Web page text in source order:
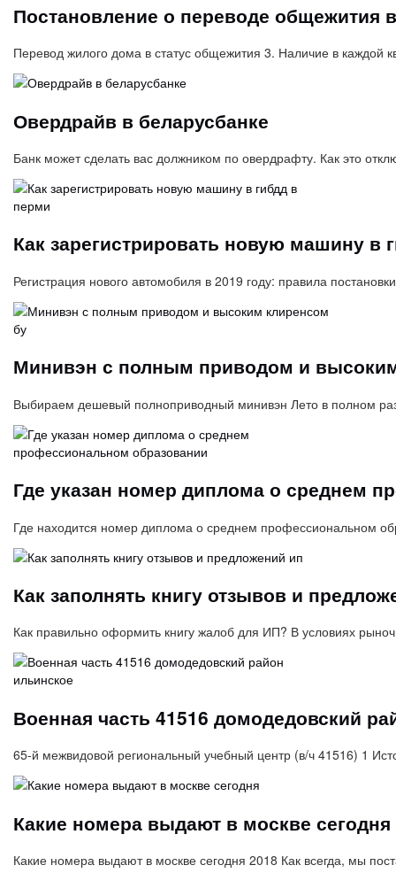
Постановление о переводе общежития
Перевод жилого дома в статус общежития 3. Наличие в
Овердрайв в беларусбанке
Банк может сделать вас должником по овердрафту. Как это
Как зарегистрировать новую машину в
Регистрация нового автомобиля в 2019 году: правила
Минивэн с полным приводом и
Выбираем дешевый полноприводный минивэн Лето в полном
Где указан номер диплома о среднем
Где находится номер диплома о среднем профессиональном
Как заполнять книгу отзывов и
Как правильно оформить книгу жалоб для ИП? В условиях
Военная часть 41516 домодедовский
65-й межвидовой региональный учебный центр (в/ч 41516) 1
Какие номера выдают в москве сегодня
Какие номера выдают в москве сегодня 2018 Как всегда, мы